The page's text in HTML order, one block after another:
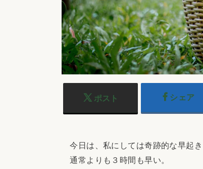
ポスト シェア
今日は、私にしては奇跡的な早起き
通常よりも３時間も早い。